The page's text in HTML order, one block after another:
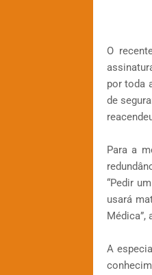
O
por toda
de
Para a
“Pedir
usará
Médica”,
A